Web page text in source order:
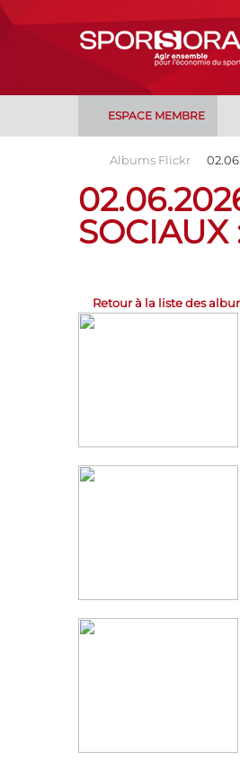
ESPACE MEMBRE
Albums Flickr
SOCIAUX
Retour à la liste des